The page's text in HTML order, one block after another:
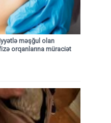
məşğul olan
orqanlarına müraciət